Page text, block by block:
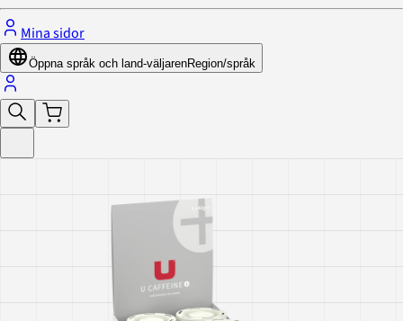
Mina sidor
Öppna språk och land-väljarenRegion/språk